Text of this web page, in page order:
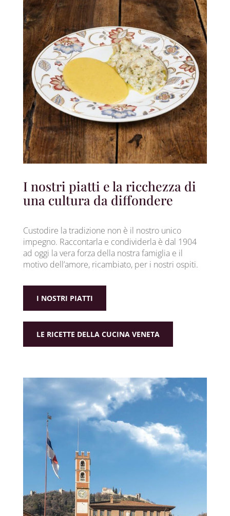
I nostri piatti e la ricchezza di
una cultura da diffondere
Custodire la tradizione non è il nostro unico
impegno. Raccontarla e condividerla è dal 1904
ad oggi la vera forza della nostra famiglia e il
motivo dell’amore, ricambiato, per i nostri ospiti.
I NOSTRI PIATTI
LE RICETTE DELLA CUCINA VENETA